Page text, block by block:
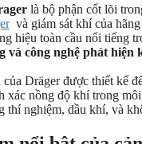
là bộ phận cốt lõi
và giám sát khí của hãng
hiệu toàn cầu nổi tiếng
và công nghệ phát hiện
của Dräger được thiết kế
xác nồng độ khí trong
thí nghiệm, dầu khí, và